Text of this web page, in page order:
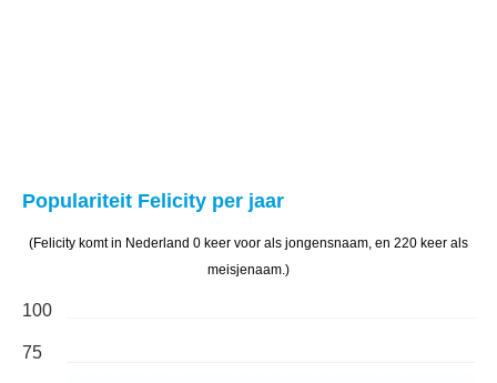
Populariteit Felicity per jaar
(Felicity komt in Nederland 0 keer voor als jongensnaam, en 220 keer als
meisjenaam.)
100
75